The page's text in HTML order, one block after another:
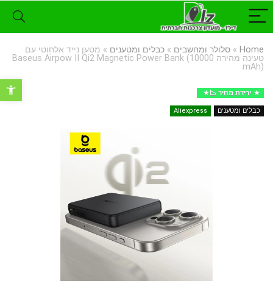
פתח
Home
» סלולר ומחשבים » כבלים ומטענים » מטען נייד אלחוטי עם
טעינה מהירה Baseus Airpow II Qi2 Magnetic Power Bank (10000
mAh)
ירידת מחיר 📉
כבלים ומטענים Aliexpress